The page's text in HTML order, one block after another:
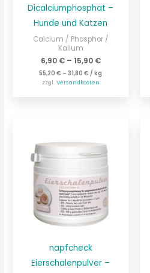
Dicalciumphosphat –
Hunde und Katzen
Calcium / Phosphor /
Kalium
6,90 €– 15,90 €
55,20€ –31,80€ /kg
zzgl. Versandkosten
napfcheck
Eierschalenpulver –